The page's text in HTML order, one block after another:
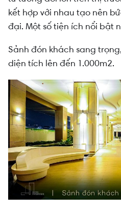
kết hợp với nhau tạo nên
đại. Một số tiện ích nổi bật
Sảnh đón khách sang
diện tích lên đến 1.000m2.